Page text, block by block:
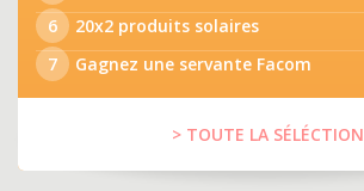
6
20x2 produits solaires
7
Gagnez une servante Facom
> TOUTE LA SÉLÉCTION